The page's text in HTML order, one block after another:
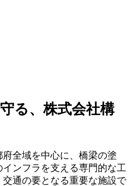
る、株式会社構
全域を中心に、橋梁の塗
ンフラを支える専門的な工
通の要となる重要な施設で